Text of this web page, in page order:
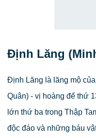
Định Lăng
Định Lăng là lăng mộ
Quân) - vị hoàng đế thứ
lớn thứ ba trong Thập
độc đáo và những báu